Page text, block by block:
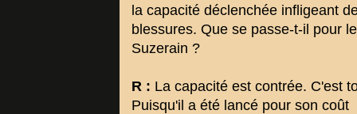
la capacité déclenchée infligeant
blessures. Que se passe-t-il pour le
Suzerain ?
R : La capacité est contrée. C'est
Puisqu'il a été lancé pour son coût